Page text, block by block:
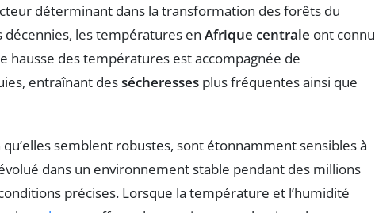
déterminant dans la transformation des forêts du
décennies, les températures en Afrique centrale ont connu
hausse des températures est accompagnée de
entraînant dessécheresses plus fréquentes ainsi que
semblent robustes, sont étonnamment sensibles à
dans un environnement stable pendant des millions
précises. Lorsque la température et l’humidité